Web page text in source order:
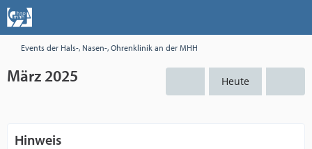
Events der Hals-, Nasen-, Ohrenklinik an der MHH
März 2025 Heute
Hinweis